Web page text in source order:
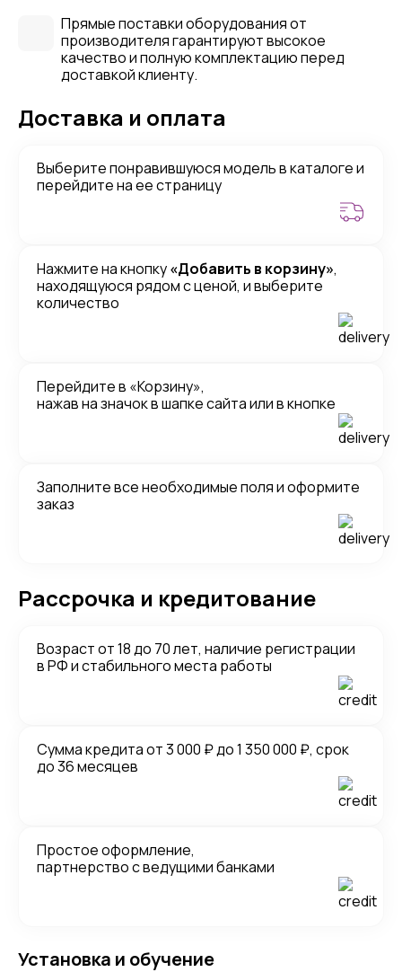
Прямые поставки оборудования от
производителя гарантируют высокое
качество и полную комплектацию перед
доставкой клиенту.
Доставка и оплата
Выберите понравившуюся модель в каталоге и
перейдите на ее страницу
Нажмите на кнопку«Добавить в корзину»,
находящуюся рядом с ценой, и выберите
количество
Перейдите в «Корзину»,
нажав на значок в шапке сайта или в кнопке
Заполните все необходимые поля и оформите
заказ
Рассрочка и кредитование
Возраст от 18 до 70 лет, наличие регистрации
в РФ и стабильного места работы
Сумма кредита от 3 000 ₽ до 1 350 000 ₽, срок
до 36 месяцев
Простое оформление,
партнерство с ведущими банками
Установка и обучение